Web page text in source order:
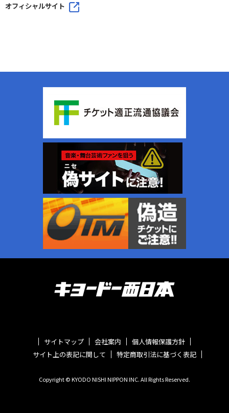
オフィシャルサイト
サイトマップ 会社案内
個人情報保護方針
サイト上の表記に関して
特定商取引法に基づく表記
Copyright © KYODO NISHI NIPPON INC. All Rights Reserved.